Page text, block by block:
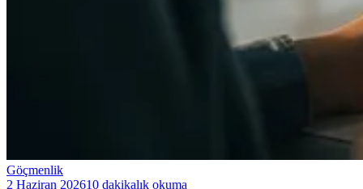
Göçmenlik
2 Haziran 202610 dakikalık okuma